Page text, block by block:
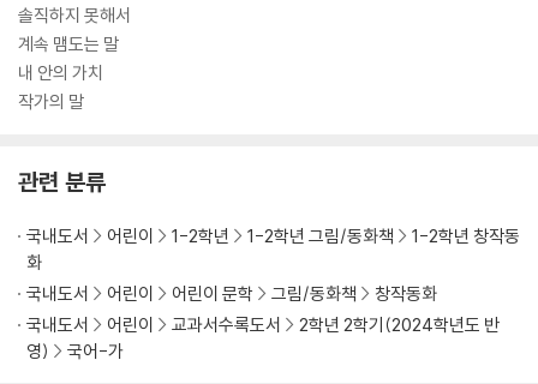
솔직하지 못해서
계속 맴도는 말
내 안의 가치
작가의 말
관련 분류
국내도서 어린이 1-2학년 1-2학년 그림/동화책
1-2학년 창작동
화
국내도서
어린이 어린이 문학 그림/동화책
창작동화
국내도서
어린이 교과서수록도서
2학년 2학기(2024학년도 반
영)
국어-가